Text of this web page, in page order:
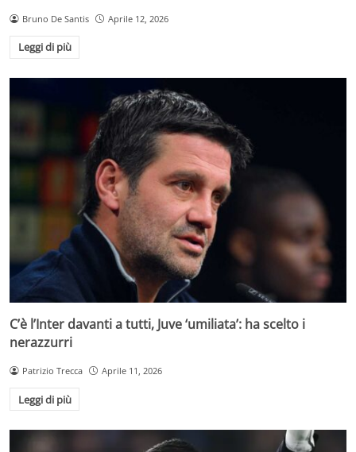
Bruno De Santis Aprile 12, 2026
Leggi di più
C’è l’Inter davanti a tutti, Juve ‘umiliata’: ha scelto i
nerazzurri
Patrizio Trecca Aprile 11, 2026
Leggi di più